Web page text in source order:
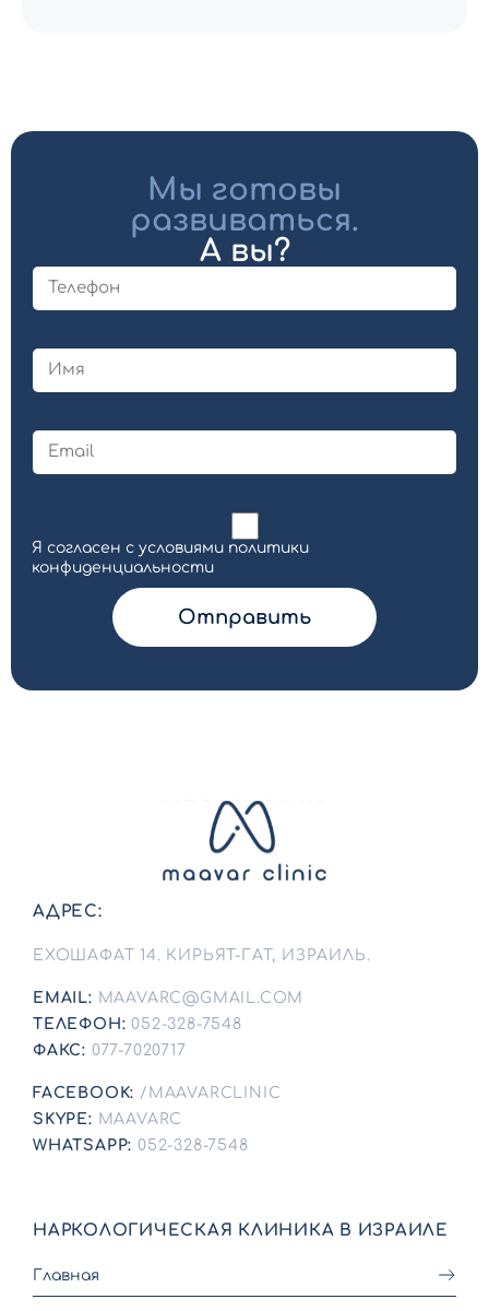
Мы готовы
развиваться.
А вы?
Я согласен с условиями политики
конфиденциальности
Отправить
АДРЕС:
ЕХОШАФАТ 14. КИРЬЯТ-ГАТ, ИЗРАИЛЬ.
EMAIL: MAAVARC@GMAIL.COM
ТЕЛЕФОН: 052-328-7548
ФАКС: 077-7020717
FACEBOOK: /MAAVARCLINIC
SKYPE: MAAVARC
WHATSAPP: 052-328-7548
НАРКОЛОГИЧЕСКАЯ КЛИНИКА В ИЗРАИЛЕ
Главная